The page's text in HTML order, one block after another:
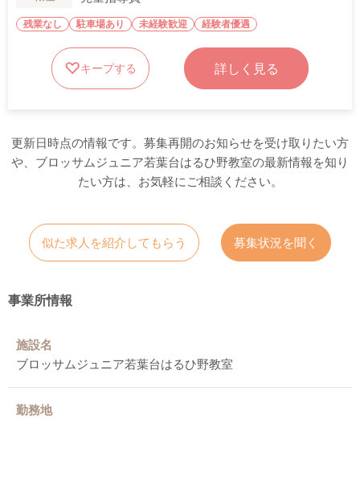
残業なし 駐車場あり 未経験歓迎 経験者優遇
キープする 詳しく見る
更新日時点の情報です。募集再開のお知らせを受け取りたい方
や、ブロッサムジュニア若葉台はるひ野教室の最新情報を知り
たい方は、お気軽にご相談ください。
似た求人を紹介してもらう 募集状況を聞く
事業所情報
施設名
ブロッサムジュニア若葉台はるひ野教室
勤務地